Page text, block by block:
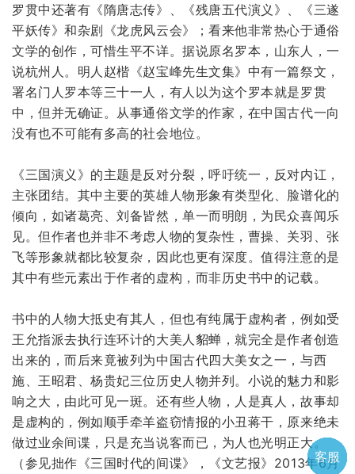
罗贯中还著有《隋唐志传》、《残唐五代演义》、《三遂
平妖传》和杂剧《龙虎风云会》；看来他非常热心于通俗
文学的创作，可惜生平不详。据说原名罗本，山东人，一
说杭州人。明人赵楷《赵宝峰先生文集》中有一篇祭文，
署名门人罗本等三十一人，有人以为这个罗本就是罗贯
中，但并无确证。从事通俗文学的作家，在中国古代一向
没有也不可能有多高的社会地位。
《三国演义》的主题是反对分裂，呼吁统一，反对内讧，
主张团结。其中主要的英雄人物形象有类型化、脸谱化的
倾向，如诸葛亮、刘备皆然，单一而明朗，为民众喜闻乐
见。但作者也并非不考虑人物的复杂性，曹操、关羽、张
飞等形象就都比较复杂，因此也更有深度。值得注意的是
其中有些元素出于作者的虚构，而非历史书中的记载。
书中的人物大抵史有其人，但也有纯属于虚构者，例如受
王允指派去执行连环计的大美人貂蝉，就完全是作者创造
出来的，而后来竟被列为中国古代四大美女之一，与西
施、王昭君、杨贵妃三位历史人物并列。小说的魅力和影
响之大，由此可见一斑。还有些人物，人是真人，故事却
是虚构的，例如顺手牵羊盗窃情报的小丑蒋干，原来绝未
做过业余间谍，只是充当说客而已，为人也光明正大。
（参见拙作《三国时代的间谍》，《文艺报》2013年6月
客服
QQ
电话
微信
微聊
TOP